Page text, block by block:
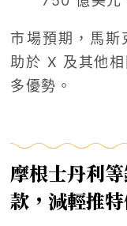
市場預期，馬斯
助於 X 及其他
多優勢。
摩根士丹利
款， 減輕推